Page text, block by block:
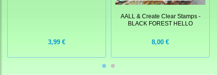
3,99 €
AALL & Create Clear Stamps -
BLACK FOREST HELLO
8,00 €